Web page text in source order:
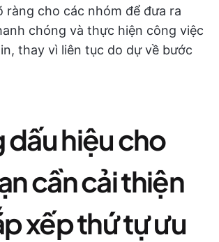
ràng cho các nhóm để đưa ra
chóng và thực hiện công việc
thay vì liên tục do dự về bước
dấu hiệu cho
cần cải thiện
xếp thứ tự ưu